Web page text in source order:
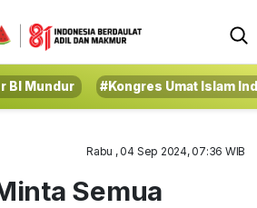
BI Mundur #Kongres Umat Islam
Rabu , 04 Sep 2024, 07:36 WIB
Semua